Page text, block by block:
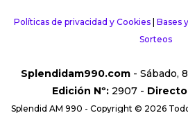
Políticas de privacidad y Cookies| Bases
Sorteos
Splendidam990.com- Sábado,
Edición Nº:2907 -
Splendid AM 990 - Copyright © 2026